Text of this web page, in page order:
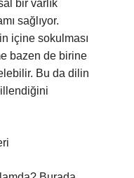
bir varlık
sağlıyor.
içine sokulması
bazen de birine
Bu da dilin